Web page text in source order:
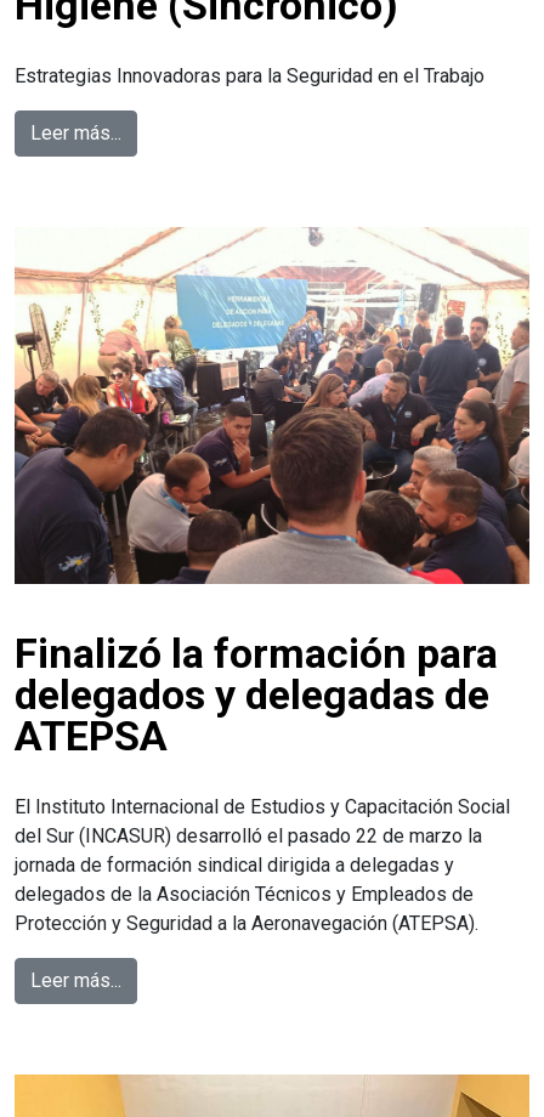
Estrategias Innovadoras para la Seguridad en el Trabajo
Leer más...
Finalizó la formación para
delegados y delegadas de
ATEPSA
El Instituto Internacional de Estudios y Capacitación Social
del Sur (INCASUR) desarrolló el pasado 22 de marzo la
jornada de formación sindical dirigida a delegadas y
delegados de la Asociación Técnicos y Empleados de
Protección y Seguridad a la Aeronavegación (ATEPSA).
Leer más...